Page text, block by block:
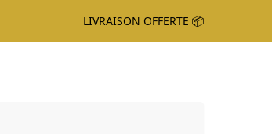
LIVRAISON OFFERTE 📦